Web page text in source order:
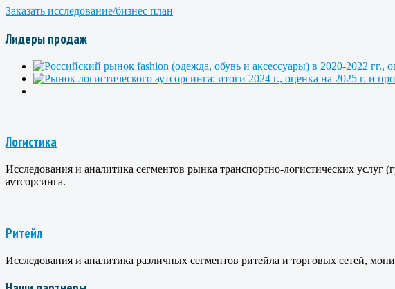
Заказать исследование/бизнес план
Лидеры продаж
Логистика
Исследования и аналитика сегментов рынка транспортно-логистических услуг
аутсорсинга.
Ритейл
Исследования и аналитика различных сегментов ритейла и торговых сетей,